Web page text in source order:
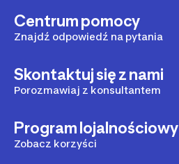
Centrum pomocy
Znajdź odpowiedź na pytania
Skontaktuj się z nami
Porozmawiaj z konsultantem
Program lojalnościowy
Zobacz korzyści